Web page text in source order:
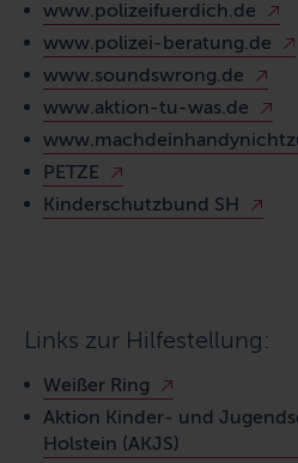
www.polizeifuerdich.de
www.polizei-beratung.de
www.soundswrong.de
www.aktion-tu-was.de
PETZE
Kinderschutzbund SH
Links zur Hilfestellung:
Weißer Ring
Aktion Kinder- und
Holstein (AKJS)